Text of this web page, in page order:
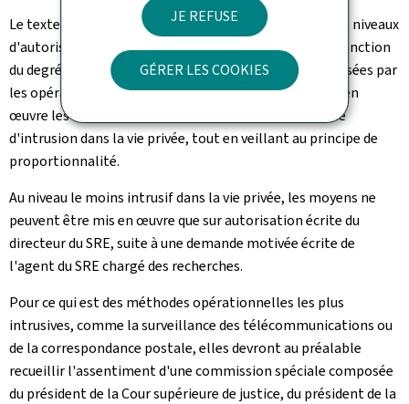
JE REFUSE
GÉRER LES COOKIES
Le texte reflète la volonté politique de distinguer trois niveaux
d'autorisation des moyens de recherche évoluant en fonction
du degré d'intrusion dans la vie privée des personnes visées par
les opérations. La règle est qu'il faut toujours mettre en
œuvre les mesures comportant le niveau le plus faible
d'intrusion dans la vie privée, tout en veillant au principe de
proportionnalité.
Au niveau le moins intrusif dans la vie privée, les moyens ne
peuvent être mis en œuvre que sur autorisation écrite du
directeur du SRE, suite à une demande motivée écrite de
l'agent du SRE chargé des recherches.
Pour ce qui est des méthodes opérationnelles les plus
intrusives, comme la surveillance des télécommunications ou
de la correspondance postale, elles devront au préalable
recueillir l'assentiment d'une commission spéciale composée
du président de la Cour supérieure de justice, du président de la